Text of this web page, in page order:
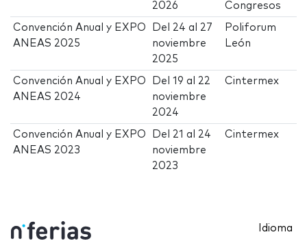
2026
Congresos
Convención Anual y EXPO
ANEAS 2025
Del 24 al 27
noviembre
2025
Poliforum
León
Convención Anual y EXPO
ANEAS 2024
Del19 al 22
noviembre
2024
Cintermex
Convención Anual y EXPO
ANEAS 2023
Del 21 al 24
noviembre
2023
Cintermex
Idioma